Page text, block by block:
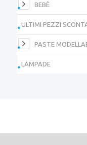
BEBÈ
ULTIMI PEZZI
PASTE
LAMPADE